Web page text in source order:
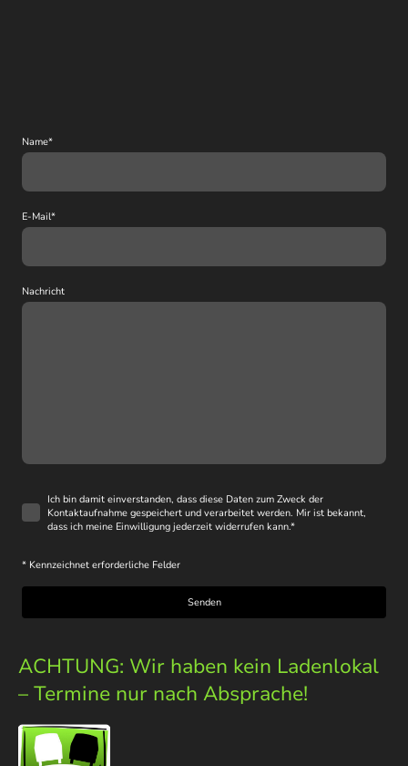
Name*
E-Mail*
Nachricht
Ich bin damit einverstanden, dass diese Daten zum Zweck der
Kontaktaufnahme gespeichert und verarbeitet werden. Mir ist bekannt,
dass ich meine Einwilligung jederzeit widerrufen kann.*
* Kennzeichnet erforderliche Felder
Senden
ACHTUNG: Wir haben kein Ladenlokal
– Termine nur nach Absprache!